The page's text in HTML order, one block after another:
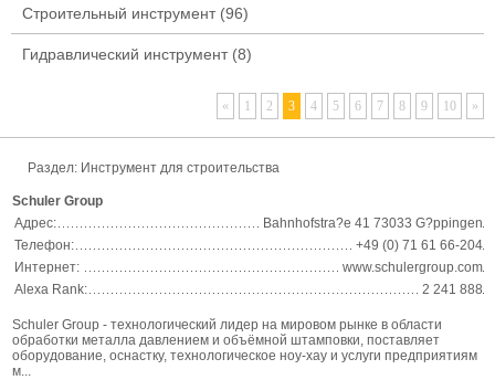
Строительный инструмент(96)
Гидравлический инструмент(8)
« 1 2 3 4 5 6 7 8 9 10 »
Раздел: Инструмент для строительства
Schuler Group
Адрес:
Bahnhofstra?e 41 73033 G?ppingen
Телефон:
+49 (0) 71 61 66-204
Интернет:
www.schulergroup.com
Alexa Rank:
2 241 888
Schuler Group - технологический лидер на мировом рынке в области
обработки металла давлением и объёмной штамповки, поставляет
оборудование, оснастку, технологическое ноу-хау и услуги предприятиям
м...